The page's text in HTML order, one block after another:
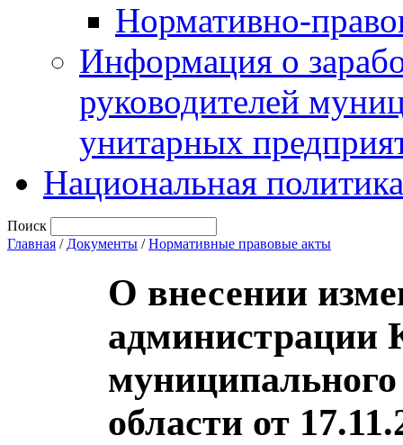
Нормативно-
Информация о
руководителей
унитарных
Национальная политика
Поиск
Главная / Документы /Нормативные правовые акты
О внесении
администрации
области от